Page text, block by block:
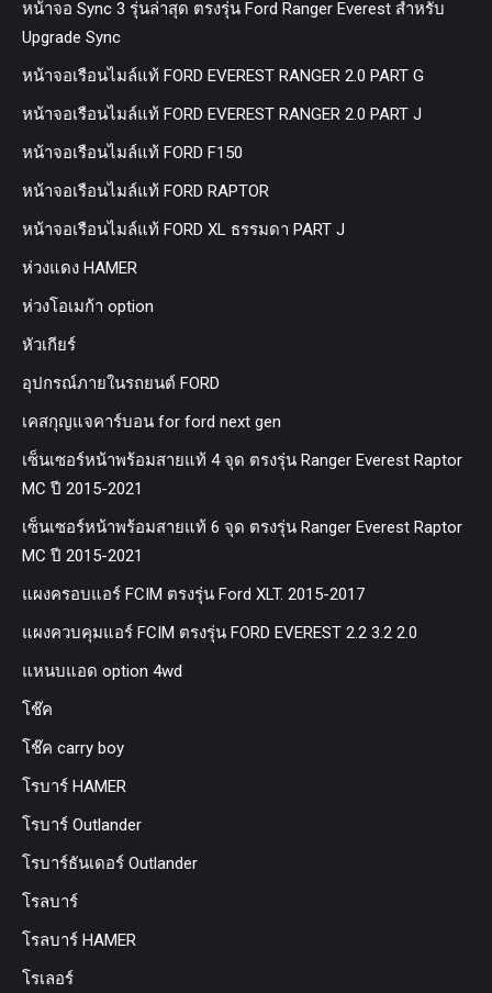
หน้าจอ Sync 3 รุ่นล่าสุด ตรงรุ่น Ford Ranger Everest สำหรับ
Upgrade Sync
หน้าจอเรือนไมล์แท้ FORD EVEREST RANGER 2.0 PART G
หน้าจอเรือนไมล์แท้ FORD EVEREST RANGER 2.0 PART J
หน้าจอเรือนไมล์แท้ FORD F150
หน้าจอเรือนไมล์แท้ FORD RAPTOR
หน้าจอเรือนไมล์แท้ FORD XL ธรรมดา PART J
ห่วงแดง HAMER
ห่วงโอเมก้า option
หัวเกียร์
อุปกรณ์ภายในรถยนต์ FORD
เคสกุญแจคาร์บอน for ford next gen
เซ็นเซอร์หน้าพร้อมสายแท้ 4 จุด ตรงรุ่น Ranger Everest Raptor
MC ปี 2015-2021
เซ็นเซอร์หน้าพร้อมสายแท้ 6 จุด ตรงรุ่น Ranger Everest Raptor
MC ปี 2015-2021
แผงครอบแอร์ FCIM ตรงรุ่น Ford XLT. 2015-2017
แผงควบคุมแอร์ FCIM ตรงรุ่น FORD EVEREST 2.2 3.2 2.0
แหนบแอด option 4wd
โช๊ค
โช๊ค carry boy
โรบาร์ HAMER
โรบาร์ Outlander
โรบาร์ธันเดอร์ Outlander
โรลบาร์
โรลบาร์ HAMER
โรเลอร์